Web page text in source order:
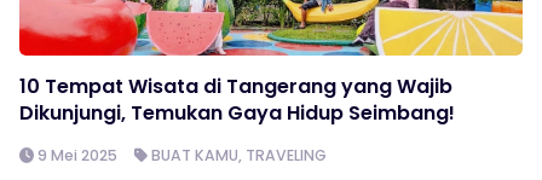
10 Tempat Wisata di Tangerang yang Wajib
Dikunjungi, Temukan Gaya Hidup Seimbang!
9 Mei 2025 BUAT KAMU, TRAVELING